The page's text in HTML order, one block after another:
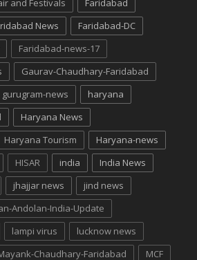
and Festivals
Faridabad
News
Faridabad-DC
Faridabad-news-17
Gaurav-Chaudhary-Faridabad
gurugram-news
haryana
Haryana News
Haryana Tourism
Haryana-news
HISAR india
India News
jhajjar news
jind news
Andolan-India-Update
lampi virus
lucknow news
Chaudhary-Faridabad MCF